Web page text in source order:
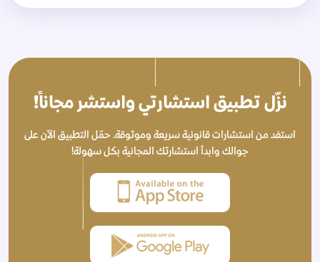
نزّل تطبيق استشارتي واستشر مجاناً!
استفد من استشارات قانونية سريعة وموثوقة. حمّل التطبيق الآن على
جوالك وابدأ استشارتك المجانية بكل سهولة!